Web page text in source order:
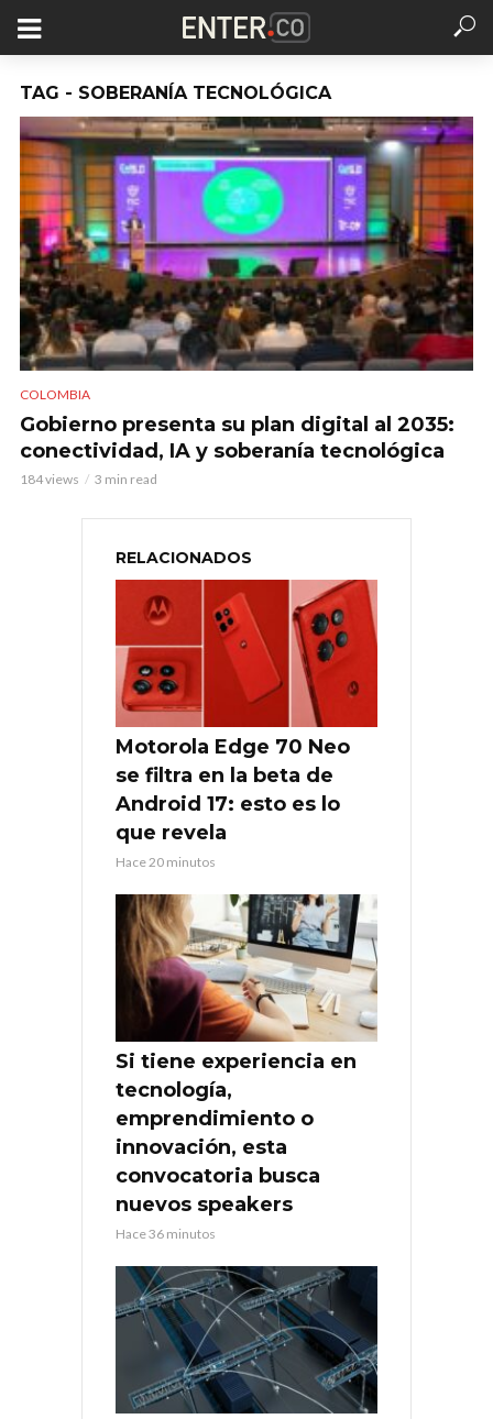
TAG - SOBERANÍA TECNOLÓGICA
COLOMBIA
Gobierno presenta su plan digital al 2035:
conectividad, IA y soberanía tecnológica
184 views 3 min read
RELACIONADOS
Motorola Edge 70 Neo
se filtra en la beta de
Android 17: esto es lo
que revela
Hace 20 minutos
Si tiene experiencia en
tecnología,
emprendimiento o
innovación, esta
convocatoria busca
nuevos speakers
Hace 36 minutos